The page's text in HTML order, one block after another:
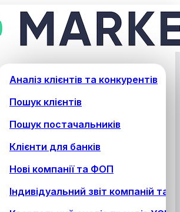
Аналіз клієнтів та конкурентів
Пошук клієнтів
Пошук постачальників
Клієнти для банків
Нові компанії та ФОП
Індивідуальний звіт компаній та